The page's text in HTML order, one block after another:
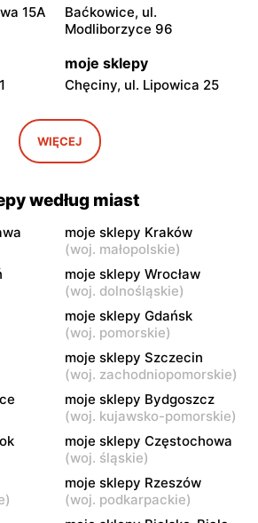
15A
Baćkowice, ul.
Modliborzyce 96
moje sklepy
Chęciny, ul. Lipowica 25
5
moje sklepy
Bogoria, ul. Rynek 30
44 Grębów, ul. Wydrza 180
moje sklepy
Jeżowe, ul. Zalesie 77
moje sklepy
Kamień, ul. Błonie 23
moje sklepy
Gumniska, ul. Gumniska
157C
moje sklepy
Tczew, ul. Franciszka Żwirki
moje sklepy
WIĘCEJ
według miast
moje sklepy Kraków
(woj. małopolskie)
moje sklepy Wrocław
(woj. dolnośląskie)
moje sklepy Gdańsk
(woj. pomorskie)
moje sklepy Szczecin
(woj. zachodniopomorskie)
moje sklepy Bydgoszcz
(woj. kujawsko-pomorskie)
moje sklepy Częstochowa
(woj. śląskie)
)
moje sklepy Rzeszów
(woj. podkarpackie)